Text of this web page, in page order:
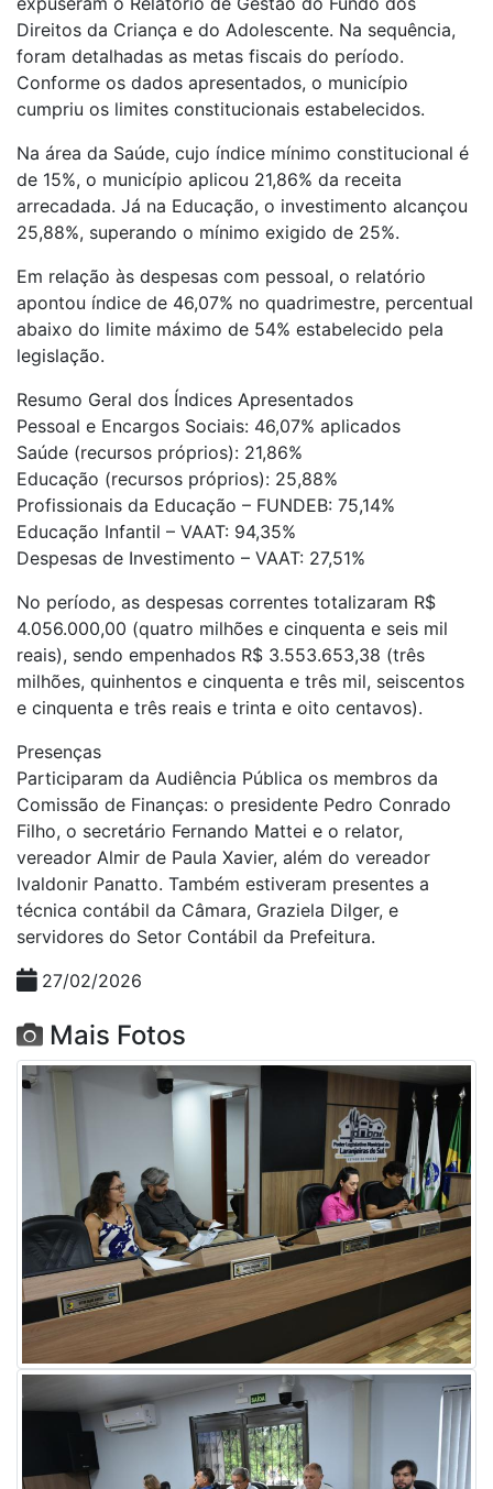
Direitos da Criança e do Adolescente. Na sequência,
foram detalhadas as metas fiscais do período.
Conforme os dados apresentados, o município
cumpriu os limites constitucionais estabelecidos.
Na área da Saúde, cujo índice mínimo constitucional é
de 15%, o município aplicou 21,86% da receita
arrecadada. Já na Educação, o investimento alcançou
25,88%, superando o mínimo exigido de 25%.
Em relação às despesas com pessoal, o relatório
apontou índice de 46,07% no quadrimestre, percentual
abaixo do limite máximo de 54% estabelecido pela
legislação.
Resumo Geral dos Índices Apresentados
Pessoal e Encargos Sociais: 46,07% aplicados
Saúde (recursos próprios): 21,86%
Educação (recursos próprios): 25,88%
Profissionais da Educação – FUNDEB: 75,14%
Educação Infantil – VAAT: 94,35%
Despesas de Investimento – VAAT: 27,51%
No período, as despesas correntes totalizaram R$
4.056.000,00 (quatro milhões e cinquenta e seis mil
reais), sendo empenhados R$ 3.553.653,38 (três
milhões, quinhentos e cinquenta e três mil, seiscentos
e cinquenta e três reais e trinta e oito centavos).
Presenças
Participaram da Audiência Pública os membros da
Comissão de Finanças: o presidente Pedro Conrado
Filho, o secretário Fernando Mattei e o relator,
vereador Almir de Paula Xavier, além do vereador
Ivaldonir Panatto. Também estiveram presentes a
técnica contábil da Câmara, Graziela Dilger, e
servidores do Setor Contábil da Prefeitura.
27/02/2026
Mais Fotos